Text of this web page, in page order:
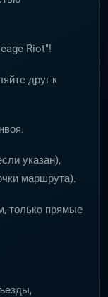
Riot"!
друг к
указан),
маршрута).
только прямые